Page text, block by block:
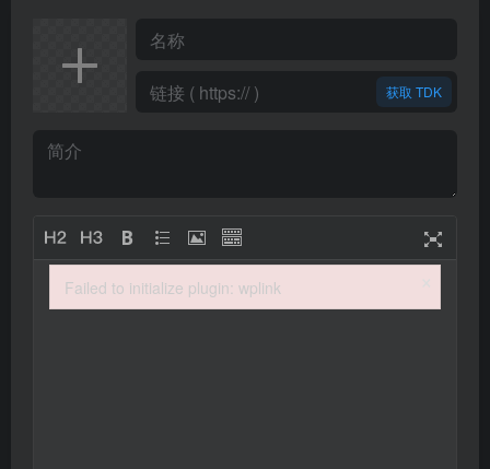
获取 TDK
Failed to initialize plugin: wplink
Failed to initialize plugin: wplink